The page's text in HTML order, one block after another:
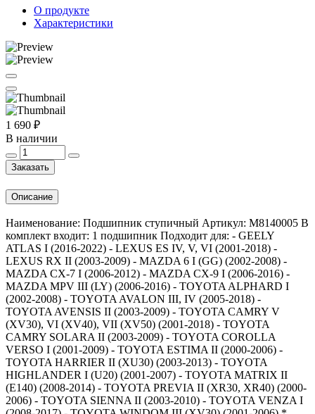
О продукте
Характеристики
1 690 ₽
В наличии
Заказать
Описание
Наименование: Подшипник ступичный Артикул: M8140005 В
комплект входит: 1 подшипник Подходит для: - GEELY
ATLAS I (2016-2022) - LEXUS ES IV, V, VI (2001-2018) -
LEXUS RX II (2003-2009) - MAZDA 6 I (GG) (2002-2008) -
MAZDA CX-7 I (2006-2012) - MAZDA CX-9 I (2006-2016) -
MAZDA MPV III (LY) (2006-2016) - TOYOTA ALPHARD I
(2002-2008) - TOYOTA AVALON III, IV (2005-2018) -
TOYOTA AVENSIS II (2003-2009) - TOYOTA CAMRY V
(XV30), VI (XV40), VII (XV50) (2001-2018) - TOYOTA
CAMRY SOLARA II (2003-2009) - TOYOTA COROLLA
VERSO I (2001-2009) - TOYOTA ESTIMA II (2000-2006) -
TOYOTA HARRIER II (XU30) (2003-2013) - TOYOTA
HIGHLANDER I (U20) (2001-2007) - TOYOTA MATRIX II
(E140) (2008-2014) - TOYOTA PREVIA II (XR30, XR40) (2000-
2006) - TOYOTA SIENNA II (2003-2010) - TOYOTA VENZA I